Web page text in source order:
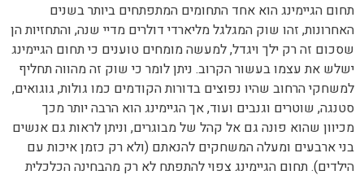
תחום הגיימינג הוא אחד התחומים המתפתחים ביותר בשנים
האחרונות, זהו שוק המגלגל מליארדי דולרים מדיי שנה, והתחזיות הן
שסכום זה רק ילך ויגדל, למעשה מומחים טוענים כי תחום הגיימינג
ישלש את עצמו בעשור הקרוב. ניתן לומר כי שוק זה מהווה תחליף
למשחקי הרחוב שהיו נפוצים בדורות הקודמים כמו גולות, גוגואים,
סטנגה, שוטרים וגנבים ועוד, אך הגיימינג הוא הרבה יותר מכך
מכיוון שהוא פונה גם אל קהל של מבוגרים, וניתן לראות גם אנשים
בני ארבעים ומעלה המשחקים להנאתם (ולא רק כזמן איכות עם
הילדים). תחום הגיימינג צפוי להתפתח לא רק מהבחינה הכלכלית